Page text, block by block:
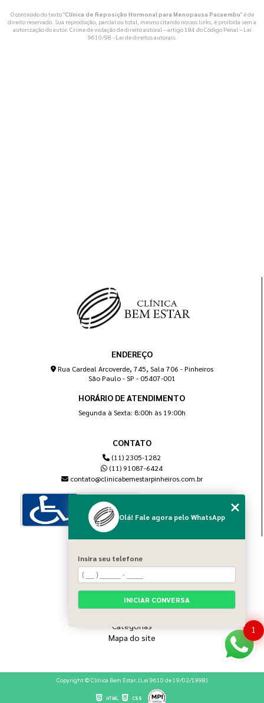
O conteúdo do texto "Clínica de Reposição Hormonal para Menopausa Pacaembu" é de
direito reservado. Sua reprodução, parcial ou total, mesmo citando nossos links, é proibida sem a
autorização do autor. Crime de violação de direito autoral – artigo 184 do Código Penal – Lei
9610/98 - Lei de direitos autorais.
ENDEREÇO
Rua Cardeal Arcoverde, 745, Sala 706 - Pinheiros
São Paulo - SP - 05407-001
HORÁRIO DE ATENDIMENTO
Segunda à Sexta: 8:00h às 19:00h
CONTATO
(11) 2305-1282
(11) 91087-6424
contato@clinicabemestarpinheiros.com.br
Home
Sobre nós
Blog
Serviços
Categorias
Mapa do site
Copyright © Clínica Bem Estar. (Lei 9610 de 19/02/1998)
HTML CSS
1
Olá! Fale agora pelo WhatsApp
Insira seu telefone
INICIAR CONVERSA